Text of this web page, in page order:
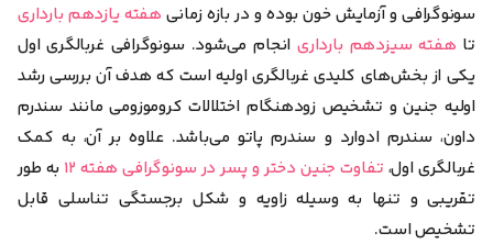
سونوگرافی و آزمایش خون بوده و در بازه زمانی هفته‌ یازدهم بارداری
تا هفته سیزدهم بارداریانجام می‌شود. سونوگرافی غربالگری اول
یکی از بخش‌های کلیدی غربالگری اولیه است که هدف آن بررسیرشد
اولیه جنین و تشخیص زودهنگام اختلالات کروموزومی مانند سندرم
داون، سندرم ادوارد و سندرم پاتو می‌باشد. علاوه بر آن، به کمک
غربالگری اول، تفاوت جنین دختر و پسر در سونوگرافی هفته ۱۲
به طور
تقریبی و تنها به وسیله زاویه و شکل برجستگی تناسلی قابل
تشخیص است.